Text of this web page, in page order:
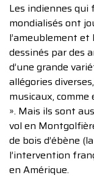
Les indiennes qui
mondialisés ont
l’ameublement et
dessinés par des
d’une grande
allégories
musicaux,
». Mais ils sont
vol en
de bois d’ébène
l’intervention
en Amérique.